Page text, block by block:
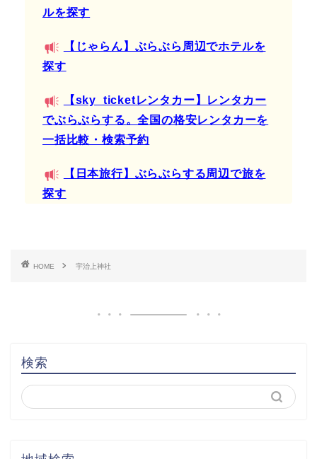
ルを探す
【じゃらん】ぶらぶら周辺でホテルを
探す
【sky_ticketレンタカー】レンタカー
でぶらぶらする。全国の格安レンタカーを
一括比較・検索予約
【日本旅行】ぶらぶらする周辺で旅を
探す
HOME 宇治上神社
検索